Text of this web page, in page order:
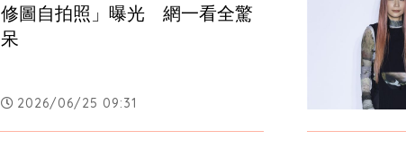
修圖自拍照」曝光　網一看全驚
呆
2026/06/25 09:31